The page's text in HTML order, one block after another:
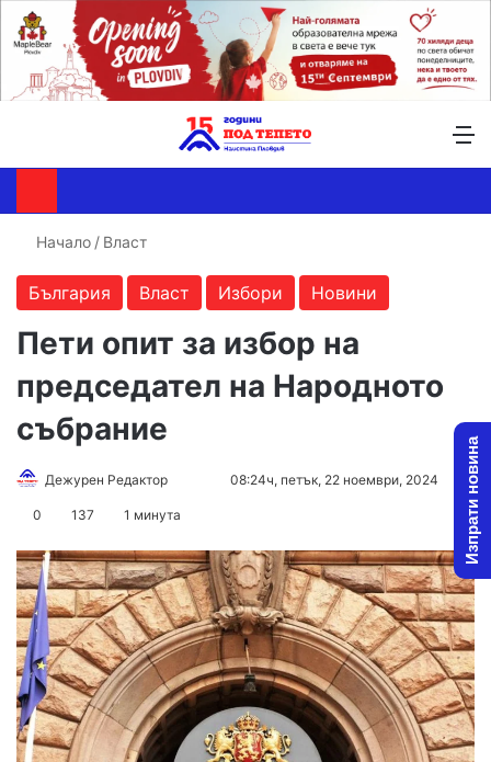
Начало / Власт
България Власт Избори Новини
Пети опит за избор на
председател на Народното
събрание
Дежурен Редактор
Send08:24ч, петък, 22 ноември, 2024
0 137 1 минута Изпрати новина